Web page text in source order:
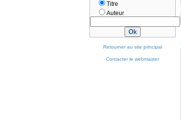
Titre
Auteur
Retourner au site principal
Contacter le webmaster